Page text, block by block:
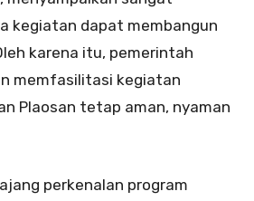
kegiatan dapat membangun
karena itu, pemerintah
memfasilitasi kegiatan
Plaosan tetap aman, nyaman
perkenalan program